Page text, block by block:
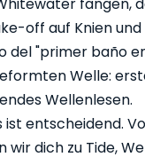
off auf Knien
del "primer baño
Welle:
Wellenlesen.
entscheidend.
wir dich zu Tide,